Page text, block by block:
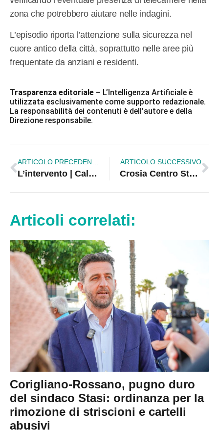
zona che potrebbero aiutare nelle indagini.
L’episodio riporta l’attenzione sulla sicurezza nel
cuore antico della città, soprattutto nelle aree più
frequentate da anziani e residenti.
Trasparenza editoriale – L’Intelligenza Artificiale è
utilizzata esclusivamente come supporto redazionale.
La responsabilità dei contenuti è dell’autore e della
Direzione responsabile.
L’intervento | Calabria tra esodo e resilienza, Mazza: “La crisi dei poli storici e la nascita delle Città-sistema”
ARTICOLO SUCCESSIVO
Crosia Centro Storico più connessa: attivato il primo hotspot pubblico con tecnologia Wi-Fi Call
Articoli correlati:
Corigliano-Rossano, pugno duro
del sindaco Stasi: ordinanza per la
rimozione di striscioni e cartelli
abusivi